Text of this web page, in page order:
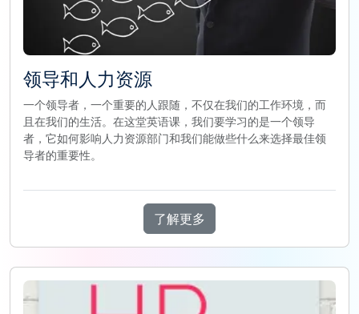
领导和人力资源
一个领导者，一个重要的人跟随，不仅在我们的工作环境，而
且在我们的生活。在这堂英语课，我们要学习的是一个领导
者，它如何影响人力资源部门和我们能做些什么来选择最佳领
导者的重要性。
了解更多